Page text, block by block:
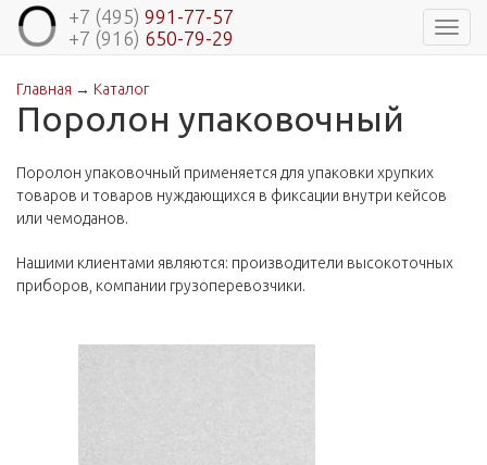
+7 (495) 991-77-57
+7 (916) 650-79-29
Вы здесь
Главная → Каталог
Поролон упаковочный
Поролон упаковочный применяется для упаковки хрупких
товаров и товаров нуждающихся в фиксации внутри кейсов
или чемоданов.
Нашими клиентами являются: производители высокоточных
приборов, компании грузоперевозчики.